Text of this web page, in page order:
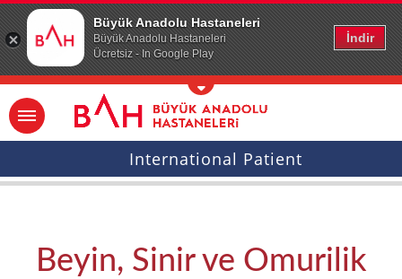
Büyük Anadolu Hastaneleri
Büyük Anadolu Hastaneleri
Ücretsiz - In Google Play
İndir
Ana icerige atla
International Patient
Beyin, Sinir ve Omurilik